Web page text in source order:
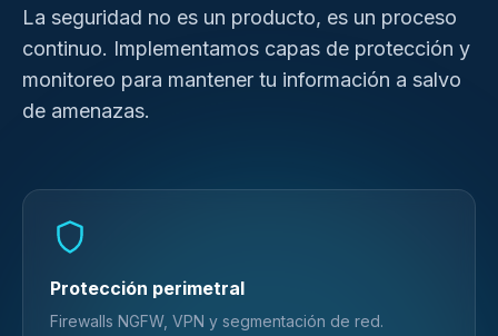
La seguridad no es un producto, es un proceso
continuo. Implementamos capas de protección y
monitoreo para mantener tu información a salvo
de amenazas.
Protección perimetral
Firewalls NGFW, VPN y segmentación de red.